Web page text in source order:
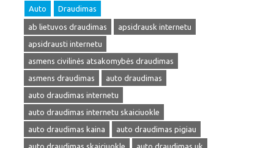
Auto Draudimas
ab lietuvos draudimas
apsidrausk internetu
apsidrausti internetu
asmens civilinės atsakomybės draudimas
asmens draudimas
auto draudimas
auto draudimas internetu
auto draudimas internetu skaiciuokle
auto draudimas kaina
auto draudimas pigiau
auto draudimas skaiciuokle
auto draudimas uk